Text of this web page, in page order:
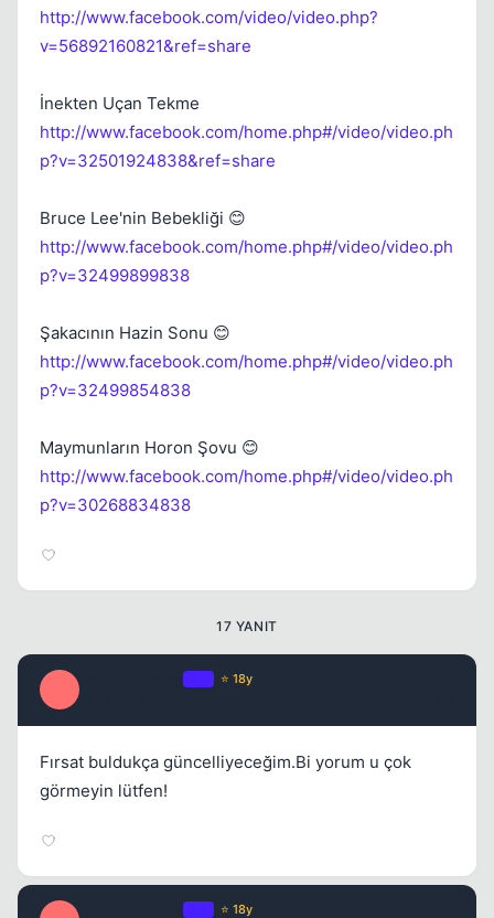
http://www.facebook.com/video/video.php?
v=56892160821&ref=share
İnekten Uçan Tekme
http://www.facebook.com/home.php#/video/video.ph
p?v=32501924838&ref=share
Bruce Lee'nin Bebekliği 😊
http://www.facebook.com/home.php#/video/video.ph
p?v=32499899838
Şakacının Hazin Sonu 😊
http://www.facebook.com/home.php#/video/video.ph
p?v=32499854838
Maymunların Horon Şovu 😊
http://www.facebook.com/home.php#/video/video.ph
p?v=30268834838
17 YANIT
⭐ 18y
Fırsat buldukça güncelliyeceğim.Bi yorum u çok
görmeyin lütfen!
⭐ 18y